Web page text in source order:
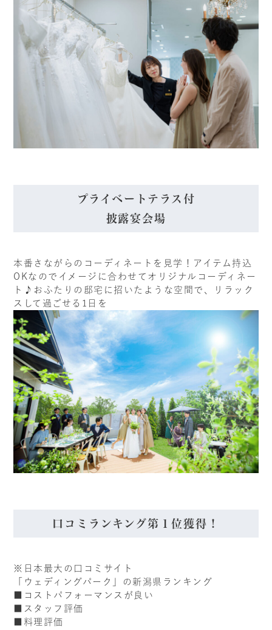
プライベートテラス付
披露宴会場
本番さながらのコーディネートを見学！アイテム持込
OKなのでイメージに合わせてオリジナルコーディネー
ト♪おふたりの邸宅に招いたような空間で、リラック
スして過ごせる1日を
口コミランキング第１位獲得！
※日本最大の口コミサイト
「ウェディングパーク」の新潟県ランキング
■コストパフォーマンスが良い
■スタッフ評価
■料理評価